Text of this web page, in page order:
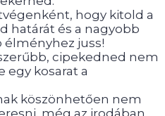
hogy kitold a
határát és a nagyobb
élményhez juss!
cipekedned nem
egy kosarat a
köszönhetően nem